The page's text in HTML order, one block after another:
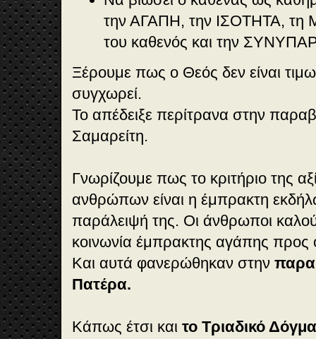
την ΑΓΑΠΗ, την ΙΣΟΤΗΤΑ,
του καθενός και την
Ξέρουμε πως ο Θεός δεν είναι
συγχωρεί.
Το απέδειξε περίτρανα στην
Σαμαρείτη.
Γνωρίζουμε πως το κριτήριο της
ανθρώπων είναι η έμπρακτη
παράλειψή της. Οι άνθρωποι
κοινωνία έμπρακτης αγάπης προς
Και αυτά φανερώθηκαν στην
Πατέρα.
Κάπως έτσι και το Τριαδικό